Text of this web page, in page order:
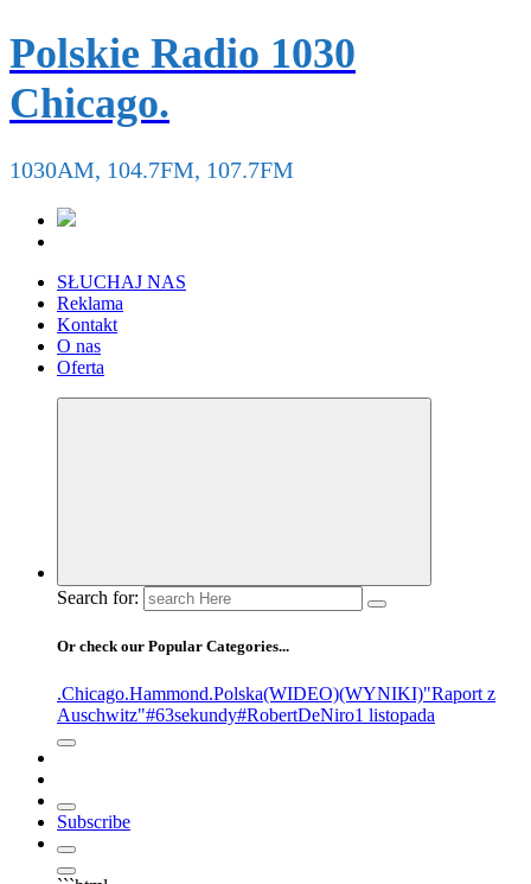
Polskie Radio 1030
Chicago.
1030AM, 104.7FM, 107.7FM
SŁUCHAJ NAS
Reklama
Kontakt
O nas
Oferta
Search for:
Or check our Popular Categories...
.Chicago.Hammond.Polska(WIDEO)(WYNIKI)"Raport z
Auschwitz"#63sekundy#RobertDeNiro1 listopada
Subscribe